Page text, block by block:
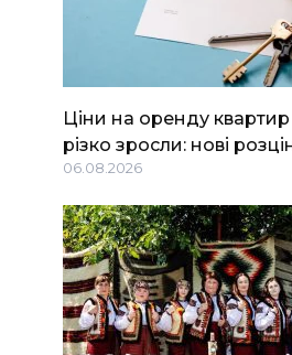
Ціни на оренду
різко зросли: нові
06.08.2026